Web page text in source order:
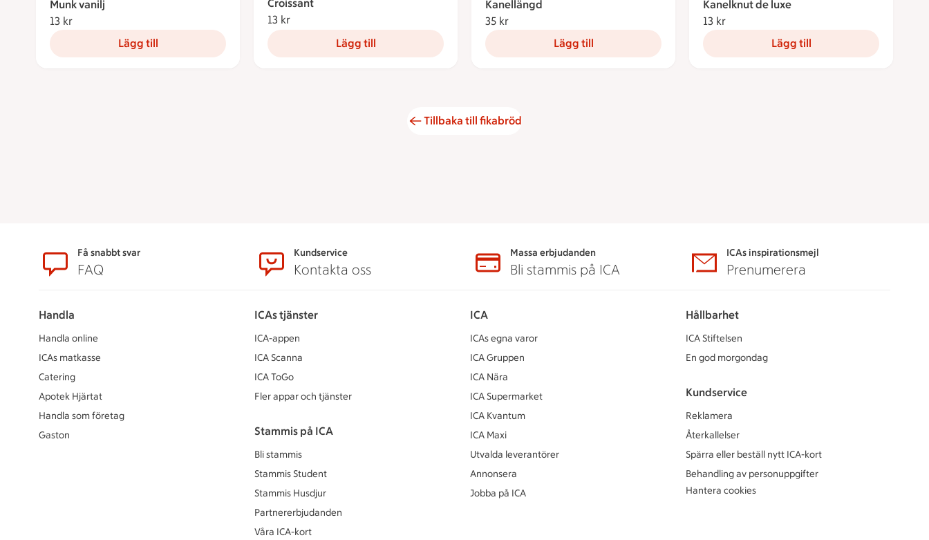
Munk vanilj
13 kr
Lägg till
Croissant
13 kr
Lägg till
Kanellängd
35 kr
Lägg till
Kanelknut de luxe
13 kr
Lägg till
Tillbaka till fikabröd
SidfotFå snabbt svar
FAQ
Kundservice
Kontakta oss
Massa erbjudanden
Bli stammis på ICA
ICAs inspirationsmejl
Prenumerera
Handla
Handla online
ICAs matkasse
Catering
Apotek Hjärtat
Handla som företag
Gaston
ICAs tjänster
ICA-appen
ICA Scanna
ICA ToGo
Fler appar och tjänster
Stammis på ICA
Bli stammis
Stammis Student
Stammis Husdjur
Partnererbjudanden
Våra ICA-kort
ICA
ICAs egna varor
ICA Gruppen
ICA Nära
ICA Supermarket
ICA Kvantum
ICA Maxi
Utvalda leverantörer
Annonsera
Jobba på ICA
Hållbarhet
ICA Stiftelsen
En god morgondag
Kundservice
Reklamera
Återkallelser
Spärra eller beställ nytt ICA-kort
Behandling av personuppgifter
Hantera cookies